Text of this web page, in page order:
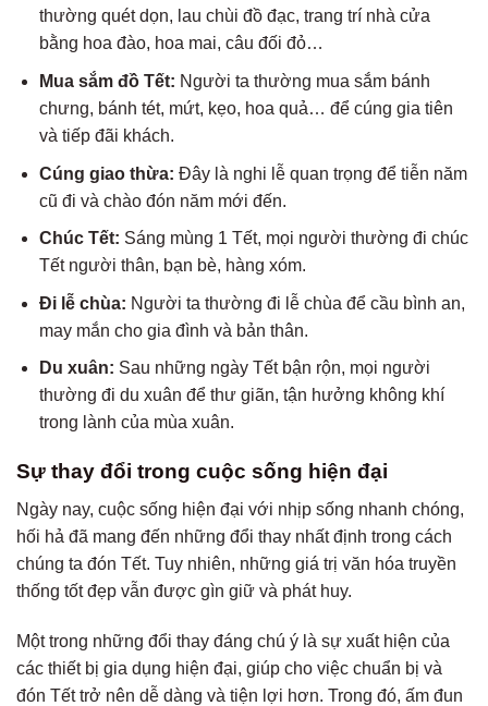
thường quét dọn, lau chùi đồ đạc, trang trí nhà cửa
bằng hoa đào, hoa mai, câu đối đỏ…
Mua sắm đồ Tết: Người ta thường mua sắm bánh
chưng, bánh tét, mứt, kẹo, hoa quả… để cúng gia tiên
và tiếp đãi khách.
Cúng giao thừa: Đây là nghi lễ quan trọng để tiễn năm
cũ đi và chào đón năm mới đến.
Chúc Tết: Sáng mùng 1 Tết, mọi người thường đi chúc
Tết người thân, bạn bè, hàng xóm.
Đi lễ chùa: Người ta thường đi lễ chùa để cầu bình an,
may mắn cho gia đình và bản thân.
Du xuân: Sau những ngày Tết bận rộn, mọi người
thường đi du xuân để thư giãn, tận hưởng không khí
trong lành của mùa xuân.
Sự thay đổi trong cuộc sống hiện đại
Ngày nay, cuộc sống hiện đại với nhịp sống nhanh chóng,
hối hả đã mang đến những đổi thay nhất định trong cách
chúng ta đón Tết. Tuy nhiên, những giá trị văn hóa truyền
thống tốt đẹp vẫn được gìn giữ và phát huy.
Một trong những đổi thay đáng chú ý là sự xuất hiện của
các thiết bị gia dụng hiện đại, giúp cho việc chuẩn bị và
đón Tết trở nên dễ dàng và tiện lợi hơn. Trong đó, ấm đun